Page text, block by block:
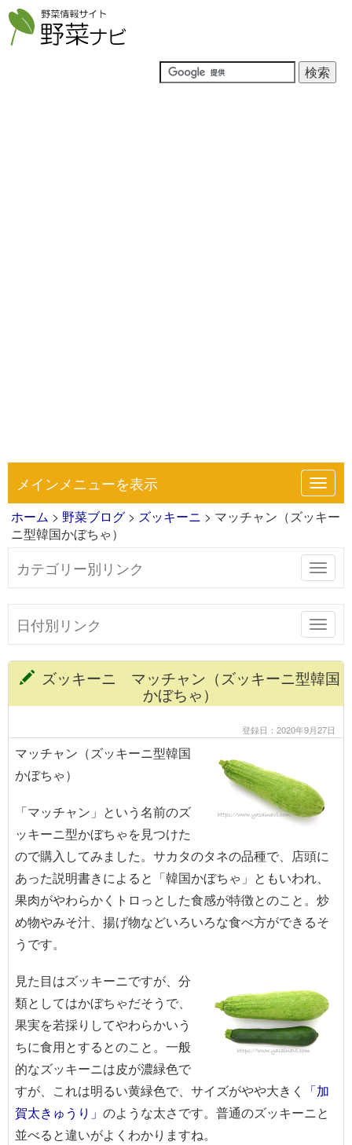
メインメニューを表示
ホーム > 野菜ブログ > ズッキーニ > マッチャン（ズッキー
ニ型韓国かぼちゃ）
カテゴリー別リンク
日付別リンク
ズッキーニ マッチャン（ズッキーニ型韓国
かぼちゃ）
登録日：2020年9月27日
マッチャン（ズッキーニ型韓国
かぼちゃ）
「マッチャン」という名前のズ
ッキーニ型かぼちゃを見つけた
ので購入してみました。サカタのタネの品種で、店頭に
あった説明書きによると「韓国かぼちゃ」ともいわれ、
果肉がやわらかくトロっとした食感が特徴とのこと。炒
め物やみそ汁、揚げ物などいろいろな食べ方ができるそ
うです。
見た目はズッキーニですが、分
類としてはかぼちゃだそうで、
果実を若採りしてやわらかいう
ちに食用とするとのこと。一般
的なズッキーニは皮が濃緑色で
すが、これは明るい黄緑色で、サイズがやや大きく
「加
賀太きゅうり」 のような太さです。普通のズッキーニと
並べると違いがよくわかりますね。